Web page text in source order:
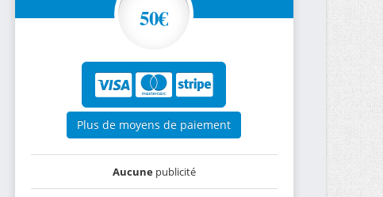
50€
Plus de moyens de paiement
Aucunepublicité